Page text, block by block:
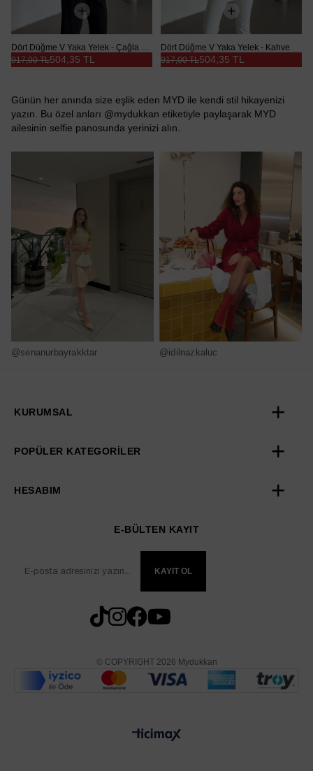
Dört Düğme V Yaka Yelek - Çağla Yeşili
504,35 TL
917,00 TL
Dört Düğme V Yaka Yelek - Kahve
504,35 TL
917,00 TL
Günün her anında size eşlik eden MYD ile kendi stil hikayenizi
yazın. Bu özel anları @mydukkan etiketiyle paylaşarak MYD
ailesinin selfie panosunda yerinizi alın.
@senanurbayrakktar @idilnazkaluc
KURUMSAL
POPÜLER KATEGORİLER
HESABIM
E-BÜLTEN KAYIT
KAYIT OL
© COPYRIGHT 2026 Mydukkan